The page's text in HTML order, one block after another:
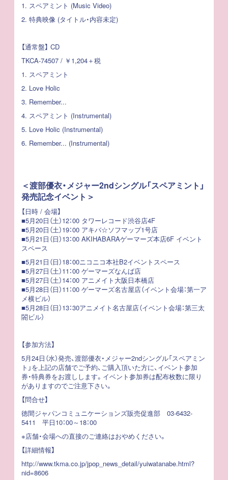
1. スペアミント (Music Video)
2. 特典映像 (タイトル・内容未定)
【通常盤】 CD
TKCA-74507 / ￥1,204＋税
1. スペアミント
2. Love Holic
3. Remember...
4. スペアミント (Instrumental)
5. Love Holic (Instrumental)
6. Remember... (Instrumental)
＜渡部優衣・メジャー2ndシングル「スペアミント」
発売記念イベント＞
【日時 / 会場】
■5月20日（土）12：00 タワーレコード渋谷店4F
■5月20日（土）19：00 アキバ☆ソフマップ1号店
■5月21日（日）13：00 AKIHABARAゲーマーズ本店6F イベント
スペース
■5月21日（日）18：00ニコニコ本社B2イベントスペース
■5月27日（土）11：00 ゲーマーズなんば店
■5月27日（土）14：00 アニメイト大阪日本橋店
■5月28日（日）11：00 ゲーマーズ名古屋店（イベント会場：第一ア
メ横ビル）
■5月28日（日）13：30アニメイト名古屋店（イベント会場：第三太
閤ビル）
【参加方法】
5月24日（水）発売、渡部優衣・メジャー2ndシングル「スペアミン
ト」を上記の店舗でご予約、ご購入頂いた方に、イベント参加
券・特典券をお渡しします。イベント参加券は配布枚数に限り
がありますのでご注意下さい。
【問合せ】
徳間ジャパンコミュニケーションズ販売促進部 03-6432-
5411
平日10：00～18：00
※店舗・会場への直接のご連絡はおやめください。
【詳細情報】
http://www.tkma.co.jp/jpop_news_detail/yuiwatanabe.html?
nid=8606